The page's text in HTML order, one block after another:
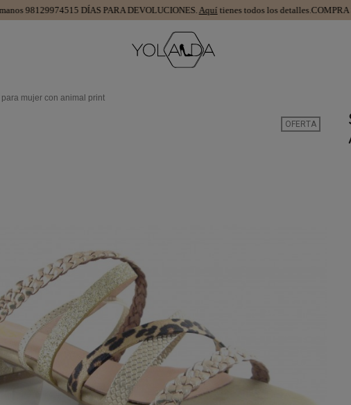
98129974515 DÍAS PARA DEVOLUCIONES.Aquítienes todos los detalles.COMPRA
mujer con animal print
OFERTA